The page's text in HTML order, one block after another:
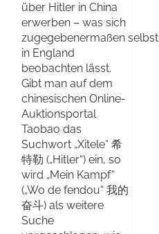
über Hitler in China
erwerben – was sich
zugegebenermaßen selbst
in England
beobachten lässt.
Gibt man auf dem
chinesischen Online-
Auktionsportal
Taobao das
Suchwort „Xitele“ 希
特勒 („Hitler“) ein, so
wird „Mein Kampf“
(„Wo de fendou“ 我的
奋斗) als weitere
Suche